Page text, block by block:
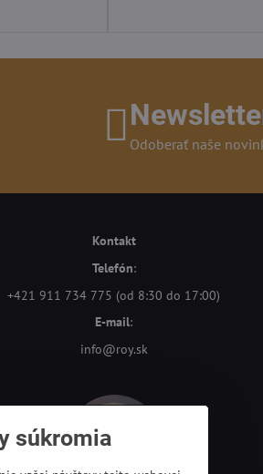
Odoberať naše
Kontakt
Telefón:
+421 911 734 775 (od 8:30 do 17:00)
E-mail:
info@roy.sk
súkromia